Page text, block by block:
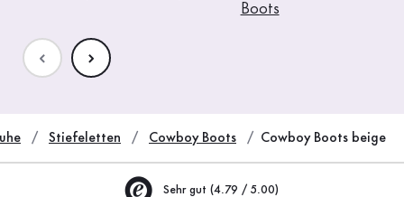
Boots
Stiefeletten Cowboy Boots Cowboy Boots beige
Sehr gut (4.79 / 5.00)